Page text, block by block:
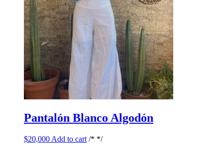
Pantalón Blanco Algodón
$20,000 Add to cart /* */